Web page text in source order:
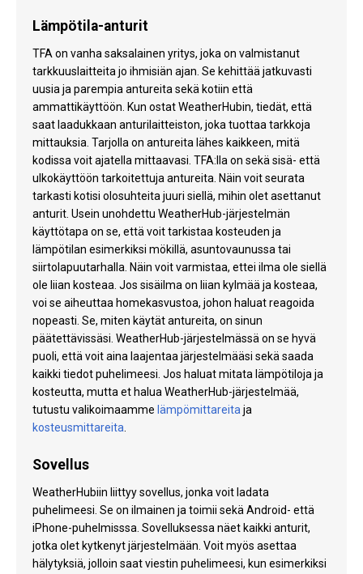
Lämpötila-anturit
TFA on vanha saksalainen yritys, joka on valmistanut
tarkkuuslaitteita jo ihmisiän ajan. Se kehittää jatkuvasti
uusia ja parempia antureita sekä kotiin että
ammattikäyttöön. Kun ostat WeatherHubin, tiedät, että
saat laadukkaan anturilaitteiston, joka tuottaa tarkkoja
mittauksia. Tarjolla on antureita lähes kaikkeen, mitä
kodissa voit ajatella mittaavasi. TFA:lla on sekä sisä- että
ulkokäyttöön tarkoitettuja antureita. Näin voit seurata
tarkasti kotisi olosuhteita juuri siellä, mihin olet asettanut
anturit. Usein unohdettu WeatherHub-järjestelmän
käyttötapa on se, että voit tarkistaa kosteuden ja
lämpötilan esimerkiksi mökillä, asuntovaunussa tai
siirtolapuutarhalla. Näin voit varmistaa, ettei ilma ole siellä
ole liian kosteaa. Jos sisäilma on liian kylmää ja kosteaa,
voi se aiheuttaa homekasvustoa, johon haluat reagoida
nopeasti. Se, miten käytät antureita, on sinun
päätettävissäsi. WeatherHub-järjestelmässä on se hyvä
puoli, että voit aina laajentaa järjestelmääsi sekä saada
kaikki tiedot puhelimeesi. Jos haluat mitata lämpötiloja ja
kosteutta, mutta et halua WeatherHub-järjestelmää,
tutustu valikoimaamme lämpömittareitaja
kosteusmittareita.
Sovellus
WeatherHubiin liittyy sovellus, jonka voit ladata
puhelimeesi. Se on ilmainen ja toimii sekä Android- että
iPhone-puhelmisssa. Sovelluksessa näet kaikki anturit,
jotka olet kytkenyt järjestelmään. Voit myös asettaa
hälytyksiä, jolloin saat viestin puhelimeesi, kun esimerkiksi